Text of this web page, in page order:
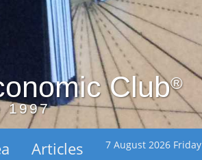
Club®
1997
Articles 7 August 2026 Friday